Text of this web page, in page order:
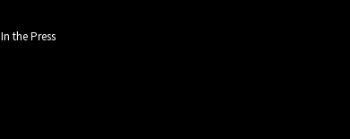
In the Press